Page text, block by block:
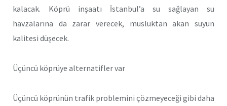
kalacak. Köprü inşaatı İstanbul’a su sağlayan su
havzalarına da zarar verecek, musluktan akan suyun
kalitesi düşecek.
Üçüncü köprüye alternatifler var
Üçüncü köprünün trafik problemini çözmeyeceği gibi daha